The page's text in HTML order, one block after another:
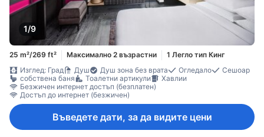
1/9
25 m²/269 ft² Максимално 2 възрастни
1 Легло тип Кинг
Изглед: Град
Душ Душ зона без врата Огледало
Сешоар
собствена баня
Тоалетни артикули
Хавлии
Безжичен интернет достъп (безплатен)
Достъп до интернет (безжичен)
Въведете дати, за да видите цени